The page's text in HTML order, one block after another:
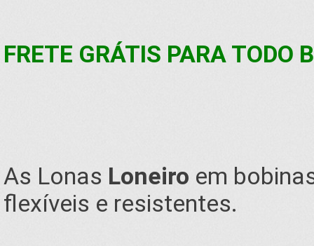
FRETE GRÁTIS PARA TODO
As Lonas Loneiro em
flexíveis e resistentes.